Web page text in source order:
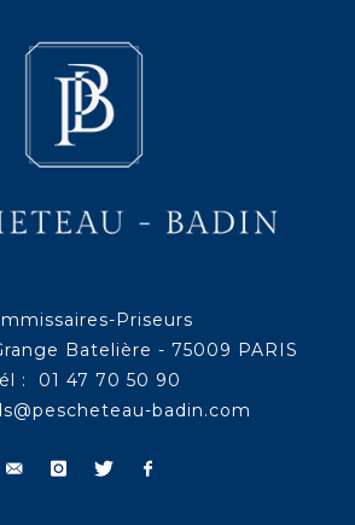
Priseurs
Batelière - 75009 PARIS
: 01 47 70 50 90
badin.com